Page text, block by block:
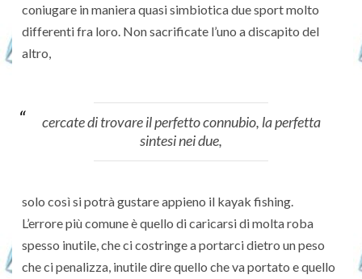
coniugare in maniera quasi simbiotica due sport molto
differenti fra loro. Non sacrificate l’uno a discapito del
altro,
cercate di trovare il perfetto connubio, la perfetta
sintesi nei due,
solo così si potrà gustare appieno il kayak fishing.
L’errore più comune è quello di caricarsi di molta roba
spesso inutile, che ci costringe a portarci dietro un peso
che ci penalizza, inutile dire quello che va portato e quello